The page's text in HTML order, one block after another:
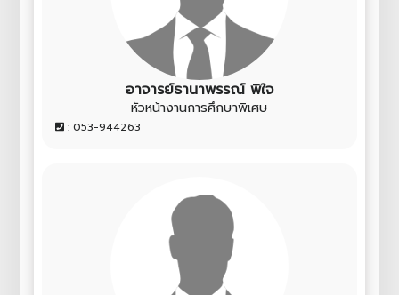
อาจารย์ธานาพรรณ์ พิใจ
หัวหน้างานการศึกษาพิเศษ
: 053-944263